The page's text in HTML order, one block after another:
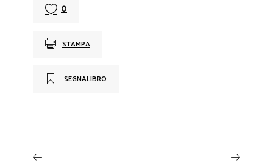
0
STAMPA
SEGNALIBRO